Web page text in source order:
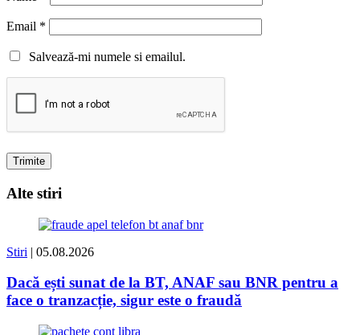
Email *
Salvează-mi numele si emailul.
Alte stiri
Stiri | 05.08.2026
Dacă ești sunat de la BT, ANAF sau BNR pentru a
face o tranzacție, sigur este o fraudă